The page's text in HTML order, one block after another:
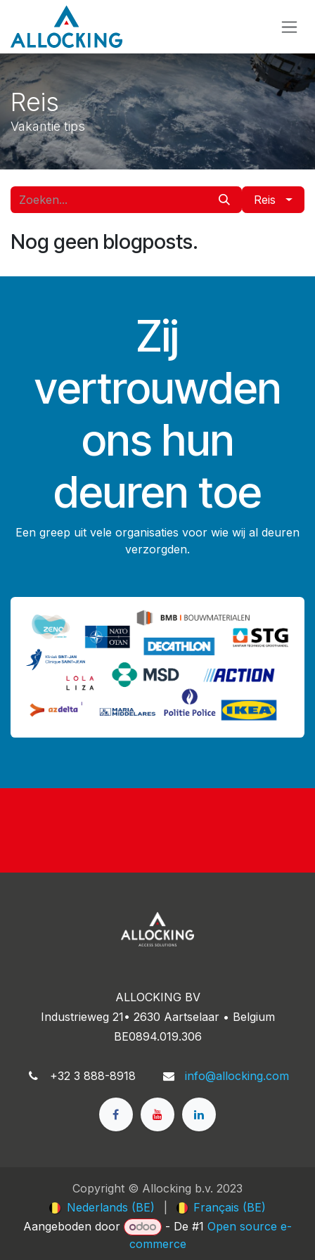
Overslaan naar inhoud
Reis
Vakantie tips
Reis
Nog geen blogposts.
Zij
vertrouwden
ons hun
deuren toe
Een greep uit vele organisaties voor wie wij al deuren
verzorgden.
ALLOCKING BV
Industrieweg 21• 2630 Aartselaar • Belgium
BE0894.019.306
+32 3 888-8918 info@allocking.com
Copyright © Allocking b.v. 2023
Nederlands (BE)
Français (BE)
Aangeboden door
- De #1Open source e-
commerce